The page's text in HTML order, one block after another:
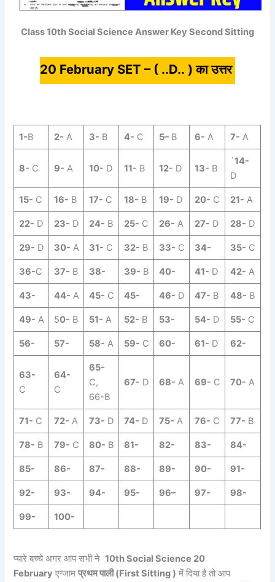
Class 10th Social Science Answer Key Second Sitting
20 February SET – ( ..D.. ) का उत्तर
1-B 2- A 3- B 4- C 5–B 6- A 7- A
8- C 9- A 10- D 11- B 12- D 13- B
`14-
D
15- C 16- B 17- C 18- B 19- D 20- C 21- A
22- D 23- D 24- B 25- C 26- A 27- D 28- D
29- D 30- A 31- C 32- B 33- C 34- 35- C
36-C 37- B 38- 39- B 40- 41- D 42- A
43- 44- A 45- C 45- 46- D 47- B 48- B
49- A 50- B 51- A 52- B 53- 54- D 55- C
56- 57- 58- A 59- C 60- 61- D 62-
63-
C
64-
C
65-
C,
66-B
67- D 68- A 69- C 70- A
71- C 72- A 73- D 74- D 75- A 76- C 77- B
78- B 79- C 80- B 81- 82- 83- 84-
85- 86- 87- 88- 89- 90- 91-
92- 93- 94- 95- 96– 97- 98-
99- 100-
प्यारे बच्चे अगर आप सभी ने10th Social Science 20
February एग्जामप्रथम पाली (First Sitting ) में दिया है तो आप